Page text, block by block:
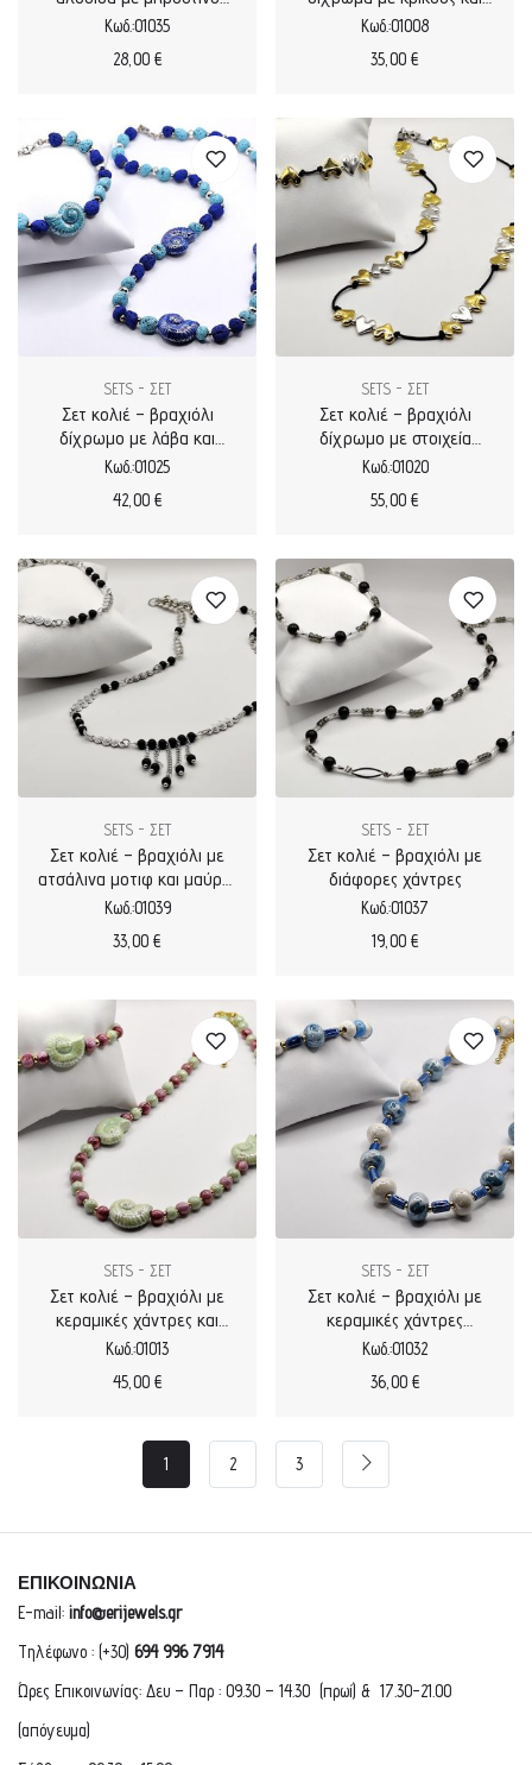
κούμπωμα
Κωδ.:01035
28,00 €
καρδιές
Κωδ.:01008
35,00 €
SETS - ΣΕΤ
Σετ κολιέ – βραχιόλι
δίχρωμο με λάβα και
κεραμικό σαλιγκάρι
Κωδ.:01025
42,00 €
SETS - ΣΕΤ
Σετ κολιέ – βραχιόλι
δίχρωμο με στοιχεία
καρδιές
Κωδ.:01020
55,00 €
SETS - ΣΕΤ
Σετ κολιέ – βραχιόλι με
ατσάλινα μοτιφ και μαύρες
χάντρες
Κωδ.:01039
33,00 €
SETS - ΣΕΤ
Σετ κολιέ – βραχιόλι με
διάφορες χάντρες
Κωδ.:01037
19,00 €
SETS - ΣΕΤ
Σετ κολιέ – βραχιόλι με
κεραμικές χάντρες και
κεραμικό σαλιγκάρι
Κωδ.:01013
45,00 €
SETS - ΣΕΤ
Σετ κολιέ – βραχιόλι με
κεραμικές χάντρες
δίχρωμο
Κωδ.:01032
36,00 €
1 2 3
ΕΠΙΚΟΙΝΩΝΙΑ
E-mail: info@erijewels.gr
Τηλέφωνο : (+30) 694 996 7914
Ώρες Επικοινωνίας: Δευ – Παρ : 09.30 – 14.30 (πρωί) & 17.30-21.00
(απόγευμα)